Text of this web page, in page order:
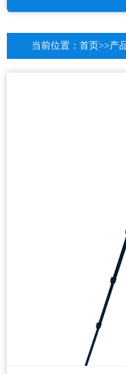
当前位置： 首页>>产